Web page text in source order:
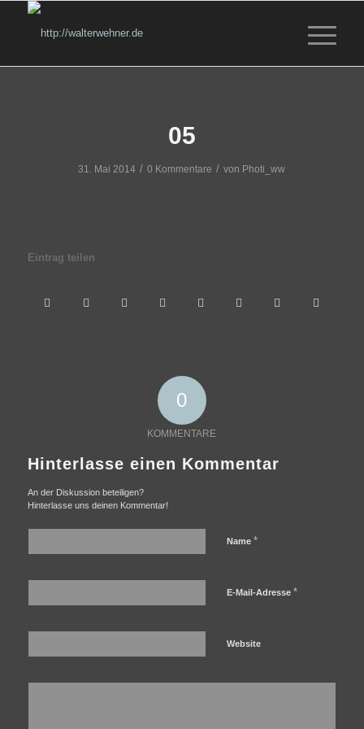
05
31. Mai 2014 / 0 Kommentare / von Photi_ww
Eintrag teilen
0
KOMMENTARE
Hinterlasse einen Kommentar
An der Diskussion beteiligen?
Hinterlasse uns deinen Kommentar!
Name *
E-Mail-Adresse *
Website